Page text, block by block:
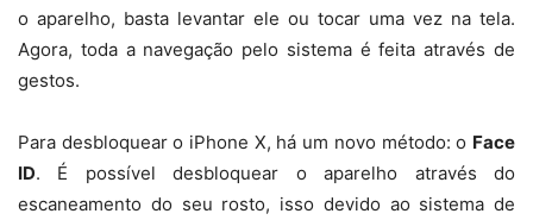
o aparelho, basta levantar ele ou tocar uma vez na tela.
Agora, toda a navegação pelo sistema é feita através de
gestos.
Para desbloquear o iPhone X, há um novo método: o Face
ID. É possível desbloquear o aparelho através do
escaneamento do seu rosto, isso devido ao sistema de